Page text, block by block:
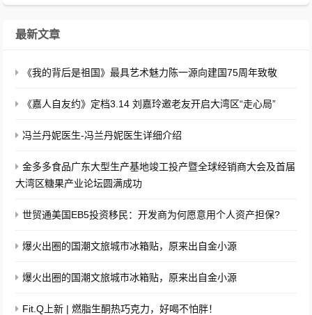
最新文章
《我的背后是祖国》最具艺术魅力陈一源向建国75周年致敬
《嘉人自友约》定档3.14 刘嘉玲邀老友开启大湾区“走心局”
冯兰丹妮医生-冯兰丹妮医生详细介绍
金多多食品广东大型生产基地竣工投产暨全球经销商大会及首届
大湾区糖果产业论坛圆满成功
世贸通美国EB5投资移民：开发商为何愿意用个人资产担保?
爆火出圈的国潮文旅城市冰箱贴，原来出自金小源
爆火出圈的国潮文旅城市冰箱贴，原来出自金小源
Fit.Q上新 | 燃脂生酮热巧克力，好喝不怕胖！